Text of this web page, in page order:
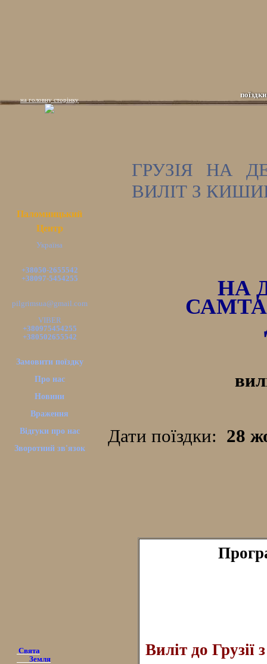
поїздки
на головну сторінку
Паломницький
Центр
Україна
+38050-2655542
+38097-5454255
pilgrimsua@gmail.com
VIBER
+380975454255
+380502655542
Замовити поїздку
Про нас
Новини
Враження
Відгуки про нас
Зворотний зв'язок
Свята
Земля
ГРУЗІЯ НА
ВИЛІТ З
НА
Дати поїздки: 28
Виліт до Грузії